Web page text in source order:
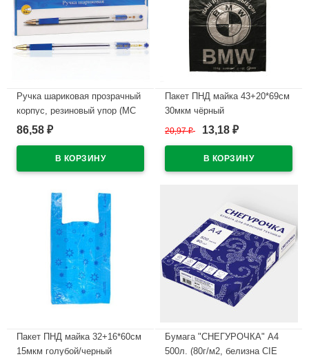
Ручка шариковая прозрачный
корпус, резиновый упор (MC
Gold) синий, 0,5мм, масло
86,58 ₽
Пакет ПНД майка 43+20*69см
30мкм чёрный
WWW/World(Ст.50/500)
20,97₽ 13,18 ₽
Пакет ПНД майка 32+16*60см
15мкм голубой/черный
Бумага "СНЕГУРОЧКА" А4
500л. (80г/м2, белизна CIE